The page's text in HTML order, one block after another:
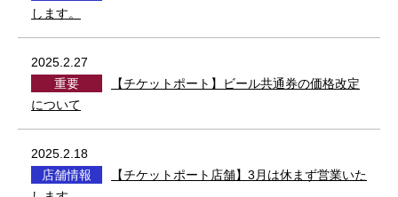
します。
2025.2.27
重要
【チケットポート】ビール共通券の価格改定
について
2025.2.18
店舗情報
【チケットポート店舗】3月は休まず営業いた